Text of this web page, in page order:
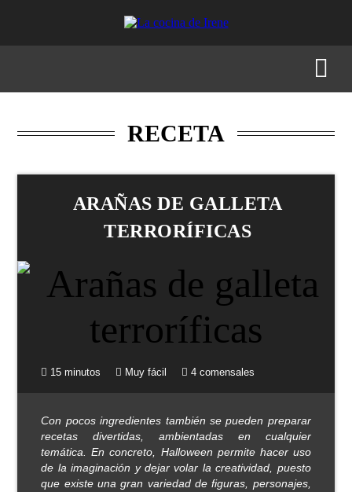
RECETA
ARAÑAS DE GALLETA
TERRORÍFICAS
15 minutos Muy fácil 4 comensales
Con pocos ingredientes también se pueden preparar
recetas divertidas, ambientadas en cualquier
temática. En concreto, Halloween permite hacer uso
de la imaginación y dejar volar la creatividad, puesto
que existe una gran variedad de figuras, personajes,